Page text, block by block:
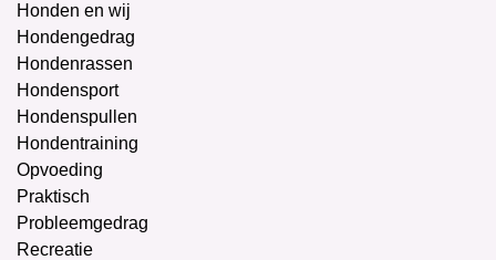
Honden en wij
Hondengedrag
Hondenrassen
Hondensport
Hondenspullen
Hondentraining
Opvoeding
Praktisch
Probleemgedrag
Recreatie